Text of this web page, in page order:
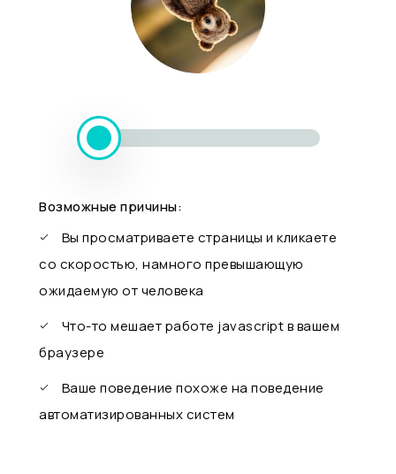
Возможные причины:
Вы просматриваете страницы и кликаете
со скоростью, намного превышающую
ожидаемую от человека
Что-то мешает работе javascript в вашем
браузере
Ваше поведение похоже на поведение
автоматизированных систем